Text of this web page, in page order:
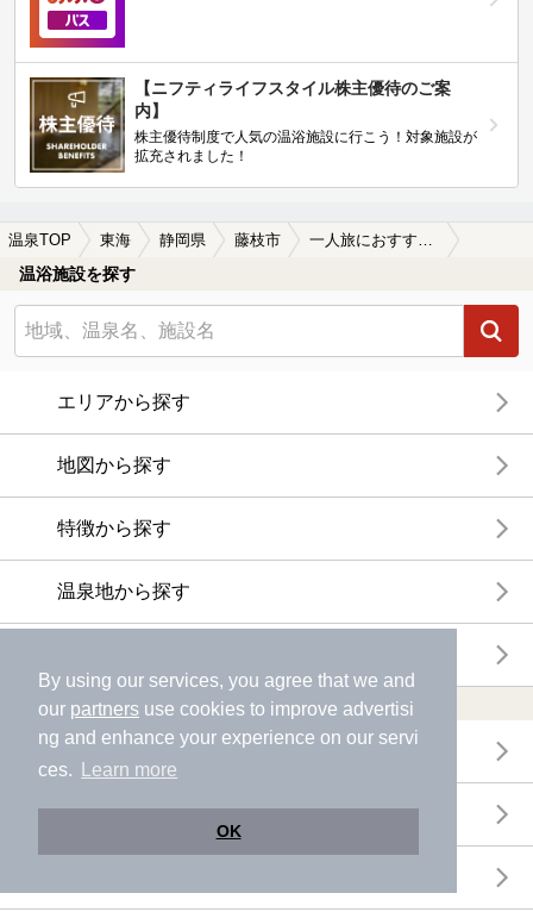
By using our services, you agree that we and
our partners use cookies to improve advertisi
ng and enhance your experience on our servi
ces.
Learn more
OK
【ニフティライフスタイル株主優待のご案
内】
株主優待制度で人気の温浴施設に行こう！対象施設が
拡充されました！
温泉TOP 東海 静岡県 藤枝市 一人旅におすすめの藤枝市の温泉、日帰り温泉、スーパー銭湯おすすめ
温浴施設を探す
エリアから探す
地図から探す
特徴から探す
温泉地から探す
おトクに利用する
電子チケットが利用できる施設一覧
クーポンが利用できる施設一覧